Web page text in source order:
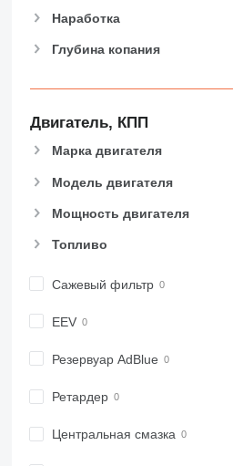
Наработка
Глубина копания
Двигатель, КПП
Марка двигателя
Модель двигателя
Мощность двигателя
Топливо
Сажевый фильтр
EEV
Резервуар AdBlue
Ретардер
Центральная смазка